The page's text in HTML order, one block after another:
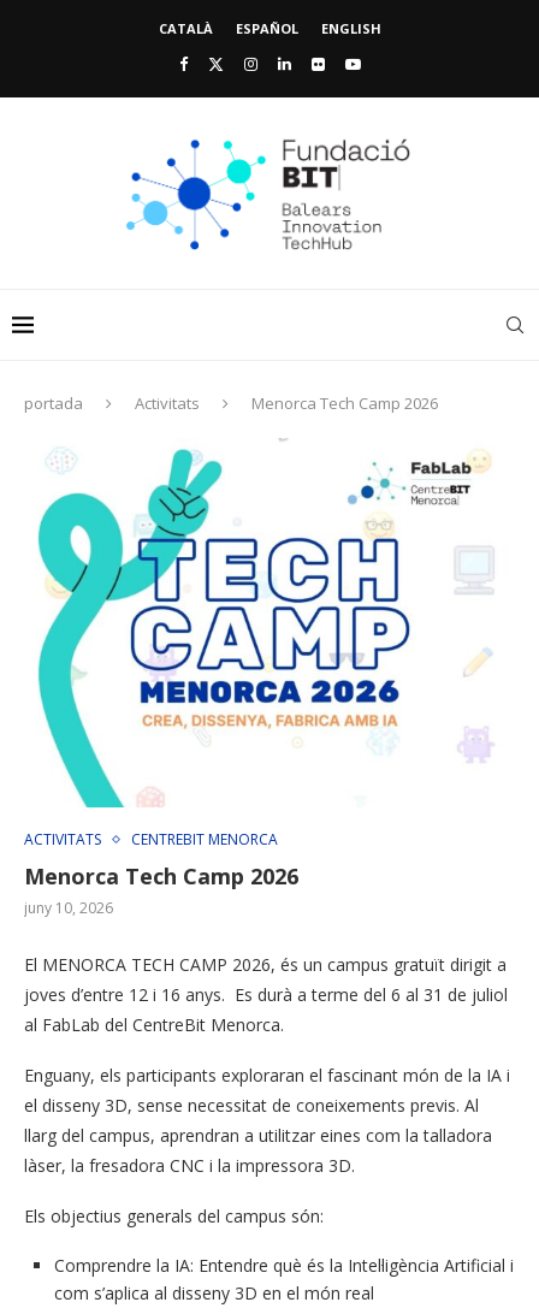
CATALÀ ESPAÑOL ENGLISH
portada Activitats Menorca Tech Camp 2026
ACTIVITATS CENTREBIT MENORCA
Menorca Tech Camp 2026
juny 10, 2026
El MENORCA TECH CAMP 2026, és un campus gratuït dirigit a
joves d’entre 12 i 16 anys. Es durà a terme del 6 al 31 de juliol
al FabLab del CentreBit Menorca.
Enguany, els participants exploraran el fascinant món de la IA i
el disseny 3D, sense necessitat de coneixements previs. Al
llarg del campus, aprendran a utilitzar eines com la talladora
làser, la fresadora CNC i la impressora 3D.
Els objectius generals del campus són:
Comprendre la IA: Entendre què és la Intel·ligència Artificial i
com s’aplica al disseny 3D en el món real